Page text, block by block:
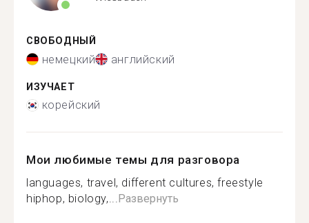
СВОБОДНЫЙ
немецкий английский
ИЗУЧАЕТ
корейский
Мои любимые темы для разговора
languages, travel, different cultures, freestyle
hiphop, biology,...Развернуть